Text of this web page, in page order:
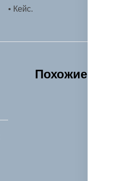
• Кейс.
Похожие